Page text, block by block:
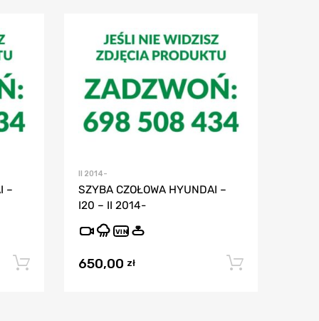
–
Dodaj do koszyka
II 2014-
SZYBA CZOŁOWA HYUNDAI –
I20 – II 2014-
VIN
650,00 zł